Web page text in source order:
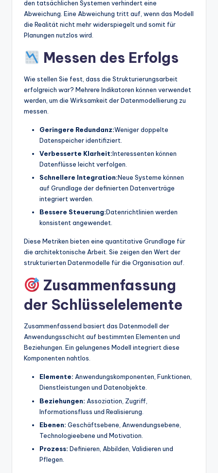
den tatsächlichen Systemen verhindert eine
Abweichung. Eine Abweichung tritt auf, wenn das Modell
die Realität nicht mehr widerspiegelt und somit für
Planungen nutzlos wird.
Messen des Erfolgs
Wie stellen Sie fest, dass die Strukturierungsarbeit
erfolgreich war? Mehrere Indikatoren können verwendet
werden, um die Wirksamkeit der Datenmodellierung zu
messen.
Geringere Redundanz:Weniger doppelte
Datenspeicher identifiziert.
Verbesserte Klarheit:Interessenten können
Datenflüsse leicht verfolgen.
Schnellere Integration:Neue Systeme können
auf Grundlage der definierten Datenverträge
integriert werden.
Bessere Steuerung:Datenrichtlinien werden
konsistent angewendet.
Diese Metriken bieten eine quantitative Grundlage für
die architektonische Arbeit. Sie zeigen den Wert der
strukturierten Datenmodelle für die Organisation auf.
Zusammenfassung
der Schlüsselelemente
Zusammenfassend basiert das Datenmodell der
Anwendungsschicht auf bestimmten Elementen und
Beziehungen. Ein gelungenes Modell integriert diese
Komponenten nahtlos.
Elemente: Anwendungskomponenten, Funktionen,
Dienstleistungen und Datenobjekte.
Beziehungen: Assoziation, Zugriff,
Informationsfluss und Realisierung.
Ebenen: Geschäftsebene, Anwendungsebene,
Technologieebene und Motivation.
Prozess: Definieren, Abbilden, Validieren und
Pflegen.